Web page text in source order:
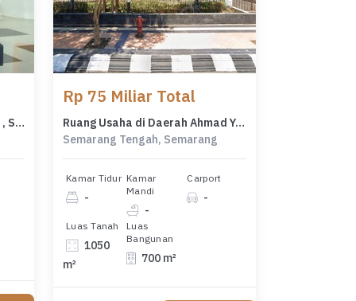
Ruang Usaha di Jl Ahmad Yani , Semarang ( Tt 8497 )
Rp 75 Miliar Total
Ruang Usaha di Daerah Ahmad Yani , Semarang Tt 4284
Semarang Tengah, Semarang
Kamar Tidur
-
Kamar
Mandi
-
Carport
-
Luas Tanah
1050
m²
Luas
Bangunan
700 m²